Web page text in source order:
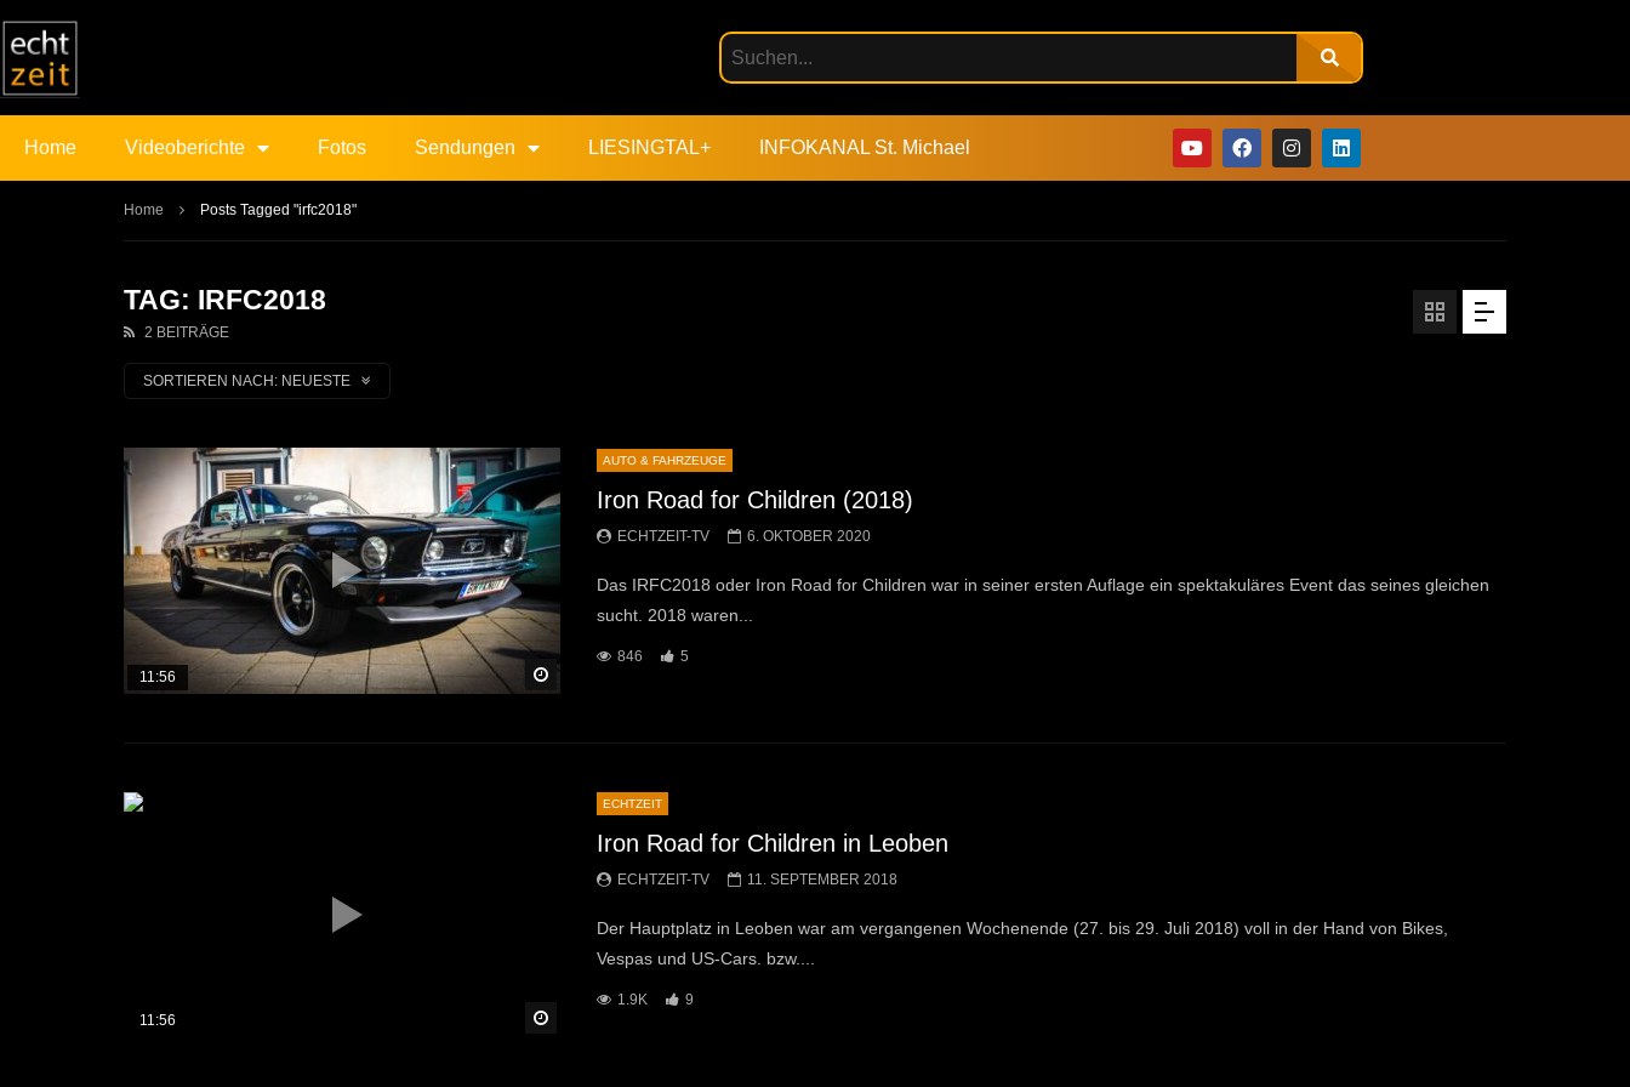
Home Videoberichte Fotos Sendungen LIESINGTAL+ INFOKANAL St. Michael
Home Posts Tagged "irfc2018"
TAG: IRFC2018
2 BEITRÄGE
SORTIEREN NACH: NEUESTE
Später Ansehen
11:56
AUTO & FAHRZEUGE
Iron Road for Children (2018)
ECHTZEIT-TV 6. OKTOBER 2020
Das IRFC2018 oder Iron Road for Children war in seiner ersten Auflage ein spektakuläres Event das seines gleichen
sucht. 2018 waren...
846 5
11:56
ECHTZEIT
Iron Road for Children in Leoben
ECHTZEIT-TV 11. SEPTEMBER 2018
Der Hauptplatz in Leoben war am vergangenen Wochenende (27. bis 29. Juli 2018) voll in der Hand von Bikes,
Vespas und US-Cars. bzw....
1.9K 9